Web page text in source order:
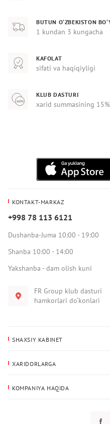
BUTUN O‘ZBEKISTON
1 kundan 3 kungacha
KAFOLAT
sifati va haqiqiyligi
KLUB DASTURI
xarid summasining
KONTAKT-MARKAZ
+998 78 113 6121
Dushanba-Juma 10:00 - 19:00
Shanba 10:00 - 14:00
Yakshanba - dam olish kuni
FR Group klub dasturi
hamkorlari do‘konlari
SHAXSIY KABINET
Yetkazib berish manzili
XARIDORLARGA
KOMPANIYA HAQIDA